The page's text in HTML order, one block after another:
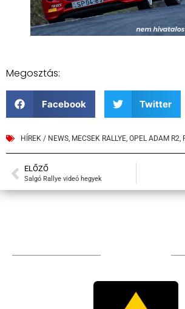
Megosztás:
Facebook Twitter
HÍREK / NEWS, MECSEK RALLYE, OPEL ADAM R2,
ELŐZŐ
Salgó Rallye videó hegyek